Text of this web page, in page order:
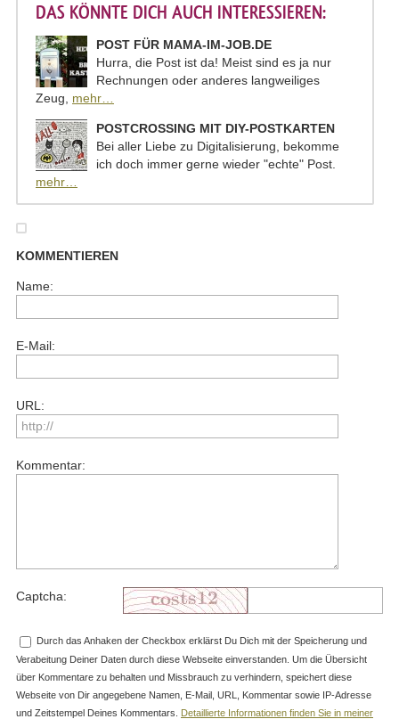
DAS KÖNNTE DICH AUCH INTERESSIEREN:
POST FÜR MAMA-IM-JOB.DE
Hurra, die Post ist da! Meist sind es ja nur
Rechnungen oder anderes langweiliges
Zeug, mehr…
POSTCROSSING MIT DIY-POSTKARTEN
Bei aller Liebe zu Digitalisierung, bekomme
ich doch immer gerne wieder "echte" Post.
mehr…
KOMMENTIEREN
Name:
E-Mail:
URL:
Kommentar:
Captcha:
Durch das Anhaken der Checkbox erklärst Du Dich mit der Speicherung und
Verabeitung Deiner Daten durch diese Webseite einverstanden. Um die Übersicht
über Kommentare zu behalten und Missbrauch zu verhindern, speichert diese
Webseite von Dir angegebene Namen, E-Mail, URL, Kommentar sowie IP-Adresse
und Zeitstempel Deines Kommentars. Detaillierte Informationen finden Sie in meiner